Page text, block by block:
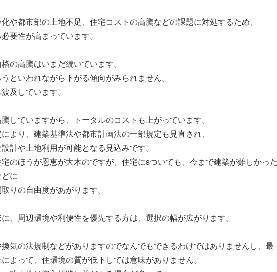
や都市部の土地不足、住宅コストの高騰などの課題に対処するため、
要性が高まっています。
の高騰はいまだ続いています。
といわれながら下がる傾向がみられません。
及しています。
していますから、トータルのコストも上がっています。
より、建築基準法や都市計画法の一部規定も見直され、
計や土地利用が可能となる見込みです。
のほうが恩恵が大木のですが、住宅にsついても、今まで建築が難しかった
に
りの自由度があがります。
、周辺環境や利便性を優先する方は、選択の幅が広がります。
気の法規制などがありますのでなんでもできるわけではありませんし、最
よって、住環境の質が低下しては意味がありません。